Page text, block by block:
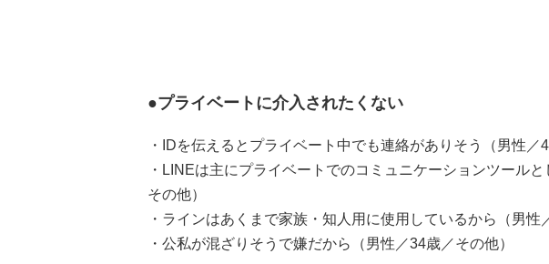
●プライベートに介入されたくない
・IDを伝えるとプライベート中でも連絡がありそう（男性／
・LINEは主にプライベートでのコミュニケーションツール
その他）
・ラインはあくまで家族・知人用に使用しているから（男性
・公私が混ざりそうで嫌だから（男性／34歳／その他）